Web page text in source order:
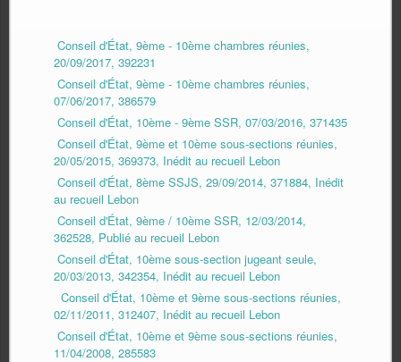
Conseil d'État, 9ème - 10ème chambres réunies,
20/09/2017, 392231
Conseil d'État, 9ème - 10ème chambres réunies,
07/06/2017, 386579
Conseil d'État, 10ème - 9ème SSR, 07/03/2016, 371435
Conseil d'État, 9ème et 10ème sous-sections réunies,
20/05/2015, 369373, Inédit au recueil Lebon
Conseil d'État, 8ème SSJS, 29/09/2014, 371884, Inédit
au recueil Lebon
Conseil d'État, 9ème / 10ème SSR, 12/03/2014,
362528, Publié au recueil Lebon
Conseil d'État, 10ème sous-section jugeant seule,
20/03/2013, 342354, Inédit au recueil Lebon
Conseil d'État, 10ème et 9ème sous-sections réunies,
02/11/2011, 312407, Inédit au recueil Lebon
Conseil d'État, 10ème et 9ème sous-sections réunies,
11/04/2008, 285583